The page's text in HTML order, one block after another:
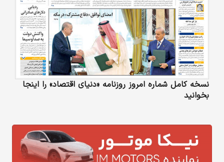
نسخه کامل شماره امروز روزنامه «دنیای‌ اقتصاد» را اینجا
بخوانید